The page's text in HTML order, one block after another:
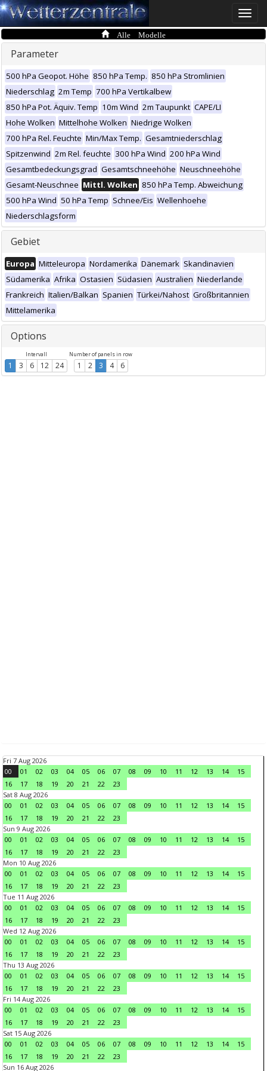
Toggle
Alle Modelle
Parameter
500 hPa Geopot. Höhe 850 hPa Temp. 850 hPa Stromlinien
Niederschlag 2m Temp 700 hPa Vertikalbew
850 hPa Pot. Äquiv. Temp 10m Wind 2m Taupunkt CAPE/LI
Hohe Wolken Mittelhohe Wolken Niedrige Wolken
700 hPa Rel. Feuchte Min/Max Temp. Gesamtniederschlag
Spitzenwind 2m Rel. feuchte 300 hPa Wind 200 hPa Wind
Gesamtbedeckungsgrad Gesamtschneehöhe Neuschneehöhe
Gesamt-Neuschnee Mittl. Wolken 850 hPa Temp. Abweichung
500 hPa Wind 50 hPa Temp Schnee/Eis Wellenhoehe
Niederschlagsform
Gebiet
Europa Mitteleuropa Nordamerika Dänemark Skandinavien
Südamerika Afrika Ostasien Südasien Australien Niederlande
Frankreich Italien/Balkan Spanien Türkei/Nahost Großbritannien
Mittelamerika
Options
Intervall
1 3 6 12 24
Number of panels in row
1 2 3 4 6
Fri 7 Aug 2026
00
01 02 03 04 05 06 07 08 09 10 11 12 13 14
15
16
17 18 19 20 21 22
23
Sat 8 Aug 2026
00
01 02 03 04 05 06 07 08 09 10 11 12 13 14
15
16
17 18 19 20 21 22
23
Sun 9 Aug 2026
00
01 02 03 04 05 06 07 08 09 10 11 12 13 14
15
16
17 18 19 20 21 22
23
Mon 10 Aug 2026
00
01 02 03 04 05 06 07 08 09 10 11 12 13 14
15
16
17 18 19 20 21 22
23
Tue 11 Aug 2026
00
01 02 03 04 05 06 07 08 09 10 11 12 13 14
15
16
17 18 19 20 21 22
23
Wed 12 Aug 2026
00
01 02 03 04 05 06 07 08 09 10 11 12 13 14
15
16
17 18 19 20 21 22
23
Thu 13 Aug 2026
00
01 02 03 04 05 06 07 08 09 10 11 12 13 14
15
16
17 18 19 20 21 22
23
Fri 14 Aug 2026
00
01 02 03 04 05 06 07 08 09 10 11 12 13 14
15
16
17 18 19 20 21 22
23
Sat 15 Aug 2026
00
01 02 03 04 05 06 07 08 09 10 11 12 13 14
15
16
17 18 19 20 21 22
23
Sun 16 Aug 2026